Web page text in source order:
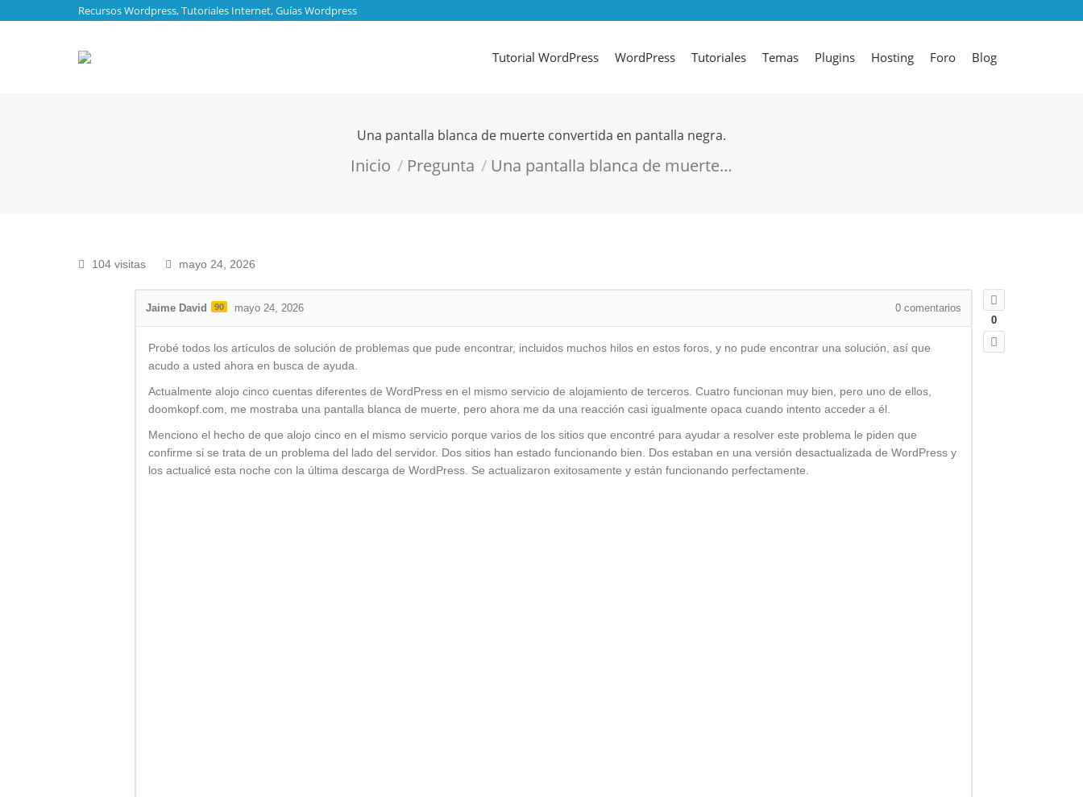
Recursos Wordpress, Tutoriales Internet, Guías Wordpress
Tutorial WordPress WordPress Tutoriales Temas Plugins Hosting Foro Blog
Una pantalla blanca de muerte convertida en pantalla negra.
Estás aquí:
Inicio Pregunta Una pantalla blanca de muerte…
104 visitas mayo 24, 2026
0
Jaime David 90 mayo 24, 2026 0 comentarios
Probé todos los artículos de solución de problemas que pude encontrar, incluidos muchos hilos en estos foros, y no pude encontrar una solución, así que
acudo a usted ahora en busca de ayuda.
Actualmente alojo cinco cuentas diferentes de WordPress en el mismo servicio de alojamiento de terceros. Cuatro funcionan muy bien, pero uno de ellos,
doomkopf.com, me mostraba una pantalla blanca de muerte, pero ahora me da una reacción casi igualmente opaca cuando intento acceder a él.
Menciono el hecho de que alojo cinco en el mismo servicio porque varios de los sitios que encontré para ayudar a resolver este problema le piden que
confirme si se trata de un problema del lado del servidor. Dos sitios han estado funcionando bien. Dos estaban en una versión desactualizada de WordPress y
los actualicé esta noche con la última descarga de WordPress. Se actualizaron exitosamente y están funcionando perfectamente.